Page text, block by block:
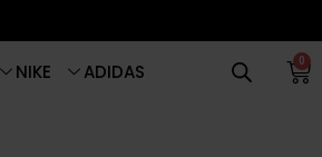
0
ADIDAS
NIKE